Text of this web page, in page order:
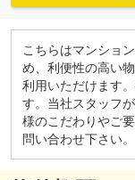
こちらはマンショ
め、利便性の高い
利用いただけます
す。当社スタッフ
様のこだわりやご
問い合わせ下さい。